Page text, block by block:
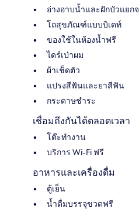
อ่างอาบน้ำและฝักบัวแยก
โถสุขภัณฑ์แบบบิเดท์
ของใช้ในห้องน้ำฟรี
ไดร์เป่าผม
ผ้าเช็ดตัว
แปรงสีฟันและยาสีฟัน
กระดาษชำระ
เชื่อมถึงกันได้ตลอดเวลา
โต๊ะทำงาน
บริการ Wi-Fi ฟรี
อาหารและเครื่องดื่ม
ตู้เย็น
น้ำดื่มบรรจุขวดฟรี